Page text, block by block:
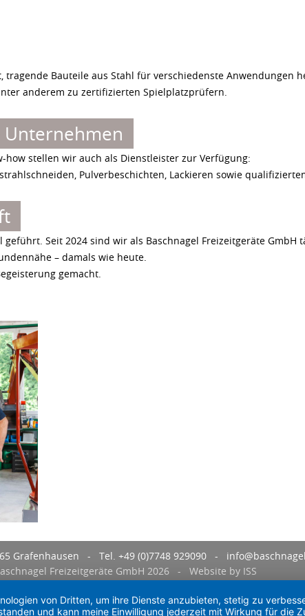
Bauteile aus Stahl für verschiedenste Anwendungen
anderem zu zertifizierten Spielplatzprüfern.
stellen wir auch als Dienstleister zur Verfügung:
Pulverbeschichten, Lackieren sowie
Seit 2024 sind wir als Baschnagel Freizeitgeräte
– damals wie heute.
gemacht.
Grafenhausen - Tel. +49 (0)7748 929090 -
Freizeitgeräte GmbH 2026 - Website by ISS
von Dritten, um ihre Dienste anzubieten, stetig zu
und kann meine Einwilligung jederzeit mit Wirkung für die